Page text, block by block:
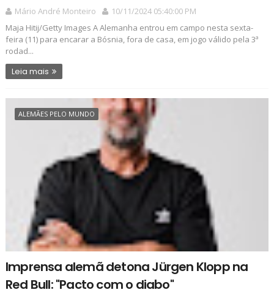
Mário André Monteiro
10/11/2024 05:40:00 PM
Maja Hitij/Getty Images A Alemanha entrou em campo nesta sexta-
feira (11) para encarar a Bósnia, fora de casa, em jogo válido pela 3ª
rodad...
Leia mais
ALEMÃES PELO MUNDO
Imprensa alemã detona Jürgen Klopp na
Red Bull: "Pacto com o diabo"